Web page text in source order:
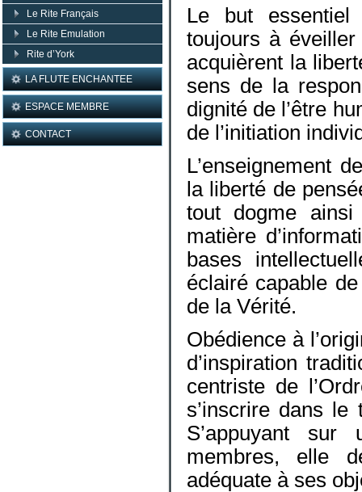
Le Rite Français
Le Rite Emulation
Rite d’York
LA FLUTE ENCHANTEE
ESPACE MEMBRE
CONTACT
Le but essentiel
toujours à
acquièrent la
sens de la
dignité de l’être
de l’initiation
L’enseignement
la liberté de
tout dogme
matière
bases
éclairé capable
de la Vérité.
Obédience à
d’inspiration
centriste de
s’inscrire dans le
S’appuyant
membres, elle
adéquate à ses